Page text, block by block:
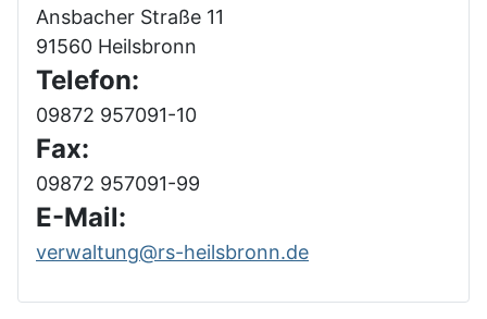
Ansbacher Straße 11
91560 Heilsbronn
Telefon:
09872 957091-10
Fax:
09872 957091-99
E-Mail:
verwaltung@rs-heilsbronn.de